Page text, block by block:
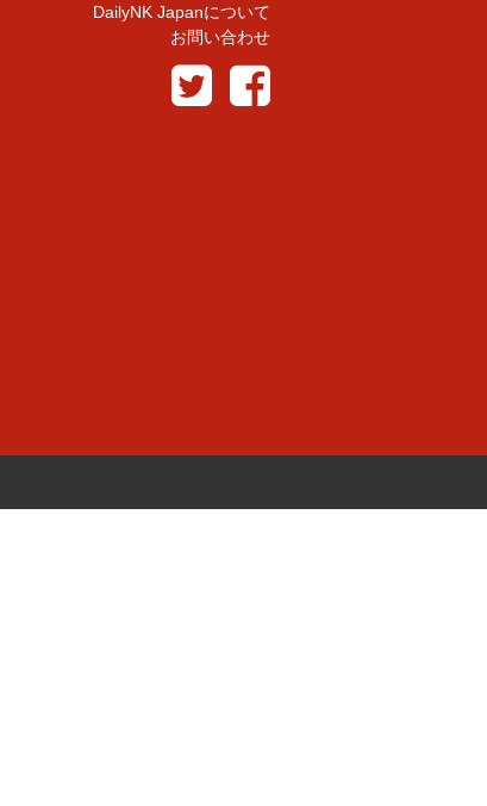
DailyNK Japanについて
お問い合わせ